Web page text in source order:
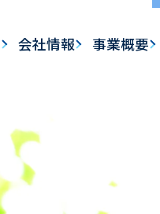
会社情報 事業概要